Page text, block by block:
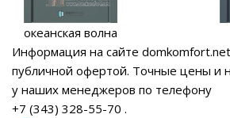
океанская волна
Информация на сайте
публичной офертой. Точные цены и
у наших менеджеров по телефону
+7 (343) 328-55-70 .